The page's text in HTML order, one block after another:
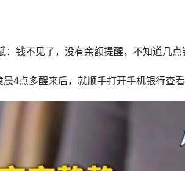
钱不见了，没有余额提醒，不知道几点
4点多醒来后，就顺手打开手机银行查看